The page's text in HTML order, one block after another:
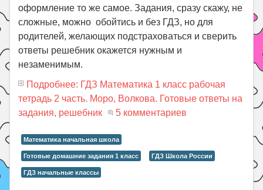
оформление то же самое. Задания, сразу скажу, не
сложные, можно обойтись и без ГДЗ, но для
родителей, желающих подстраховаться и сверить
ответы решебник окажется нужным и
незаменимым.
Подробнее: ГДЗ Математика 1 класс рабочая
тетрадь 2 часть. Моро, Волкова. Готовые ответы на
задания, решебник
5 комментариев
Математика начальная школа
Готовые домашние задания 1 класс ГДЗ Школа России
ГДЗ начальные классы